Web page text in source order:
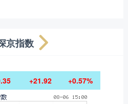
京指数
+21.92 +0.57%